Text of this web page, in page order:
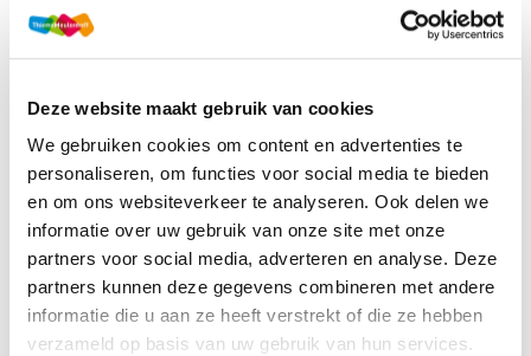
Deze website maakt gebruik van cookies
We gebruiken cookies om content en advertenties te
personaliseren, om functies voor social media te bieden
en om ons websiteverkeer te analyseren. Ook delen we
informatie over uw gebruik van onze site met onze
partners voor social media, adverteren en analyse. Deze
partners kunnen deze gegevens combineren met andere
informatie die u aan ze heeft verstrekt of die ze hebben
verzameld op basis van uw gebruik van hun services.
een team waar UX en UI serieus genomen worden.
Interesse?
We kijken vooral naar je werk.
MEER LEZEN